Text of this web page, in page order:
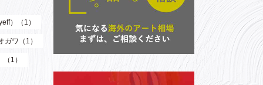
）（1）
ガワ（1）
1）